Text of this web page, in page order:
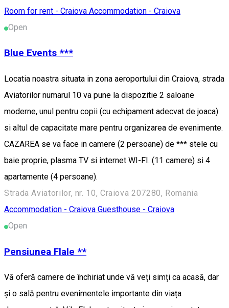
Room for rent - Craiova Accommodation - Craiova
Open
Blue Events ***
Locatia noastra situata in zona aeroportului din Craiova, strada
Aviatorilor numarul 10 va pune la dispozitie 2 saloane
moderne, unul pentru copii (cu echipament adecvat de joaca)
si altul de capacitate mare pentru organizarea de evenimente.
CAZAREA se va face in camere (2 persoane) de *** stele cu
baie proprie, plasma TV si internet WI-FI. (11 camere) si 4
apartamente (4 persoane).
Strada Aviatorilor, nr. 10, Craiova 207280, Romania
Accommodation - Craiova Guesthouse - Craiova
Open
Pensiunea Flale **
Vă oferă camere de închiriat unde vă veți simți ca acasă, dar
și o sală pentru evenimentele importante din viața